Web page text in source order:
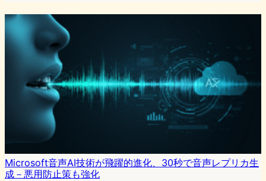
Microsoft音声AI技術が飛躍的進化、30秒で音声レプリカ生
成－悪用防止策も強化